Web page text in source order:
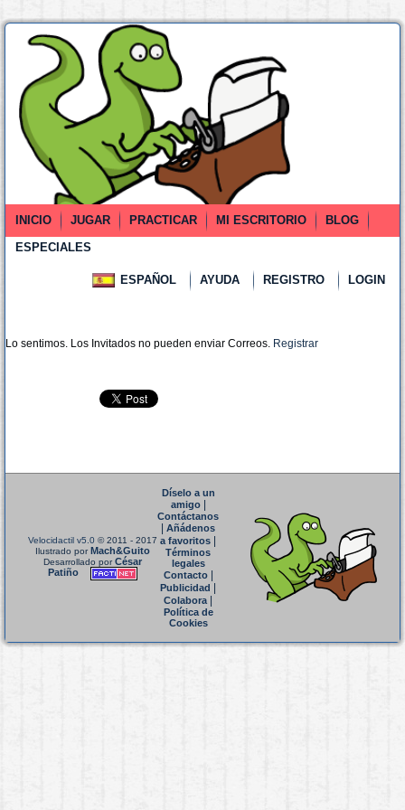
INICIO JUGAR PRACTICAR MI ESCRITORIO
BLOG
ESPECIALES
ESPAÑOL AYUDA REGISTRO LOGIN
Lo sentimos. Los Invitados no pueden enviar Correos. Registrar
Velocidactil v5.0 © 2011 - 2017
Ilustrado porMach&Guito
Desarrollado porCésar
Patiño
Díselo a un
amigo|
Contáctanos
Añádenos
a favoritos
Términos
legales
Contacto|
Publicidad
Colabora|
Política de
Cookies